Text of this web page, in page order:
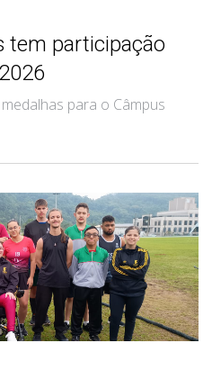
tem participação
para o Câmpus